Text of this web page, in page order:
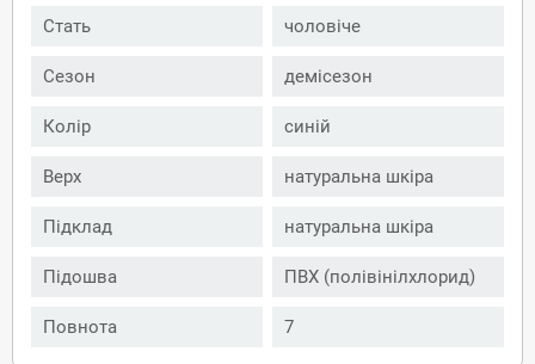
Стать чоловіче
Сезон демісезон
Колір синій
Верх натуральна шкіра
Підклад натуральна шкіра
Підошва ПВХ (полівінілхлорид)
Повнота 7